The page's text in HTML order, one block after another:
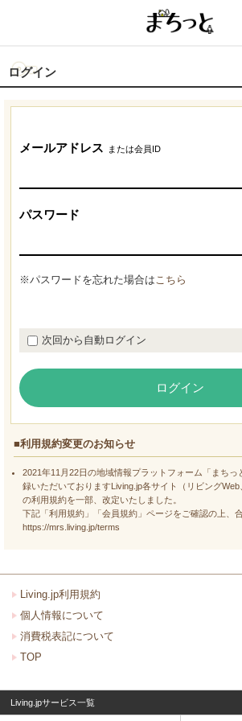
ログイン
メールアドレス または会員ID
パスワード
※パスワードを忘れた場合はこちら
次回から自動ログイン
ログイン
■利用規約変更のお知らせ
2021年11月22日の地域情報プラットフォーム「まちっ
録いただいておりますLiving.jp各サイト（リビング
の利用規約を一部、改定いたしました。
下記「利用規約」「会員規約」ページをご確認の上、
https://mrs.living.jp/terms
Living.jp利用規約
個人情報について
消費税表記について
TOP
Living.jpサービス一覧